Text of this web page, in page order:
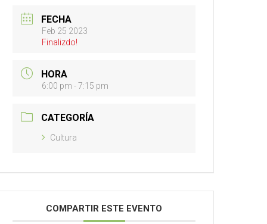
FECHA
Feb 25 2023
Finalizdo!
HORA
6:00 pm - 7:15 pm
CATEGORÍA
Cultura
COMPARTIR ESTE EVENTO